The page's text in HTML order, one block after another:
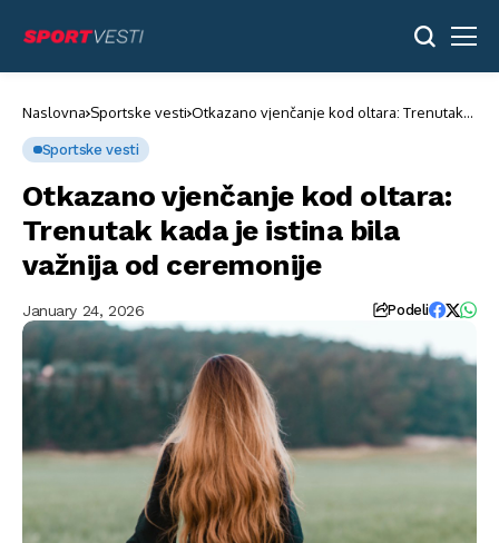
Naslovna Sportske vesti Otkazano vjenčanje kod oltara: Trenutak
Sportske vesti
Otkazano vjenčanje kod oltara:
Trenutak kada je istina bila
važnija od ceremonije
January 24, 2026 Podeli